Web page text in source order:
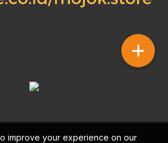
improve your experience on our